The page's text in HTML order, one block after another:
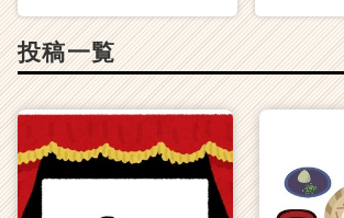
投稿一覧